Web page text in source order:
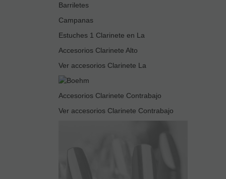
Barriletes
Campanas
Estuches 1 Clarinete en La
Accesorios Clarinete Alto
Ver accesorios Clarinete La
Accesorios Clarinete Contrabajo
Ver accesorios Clarinete Contrabajo